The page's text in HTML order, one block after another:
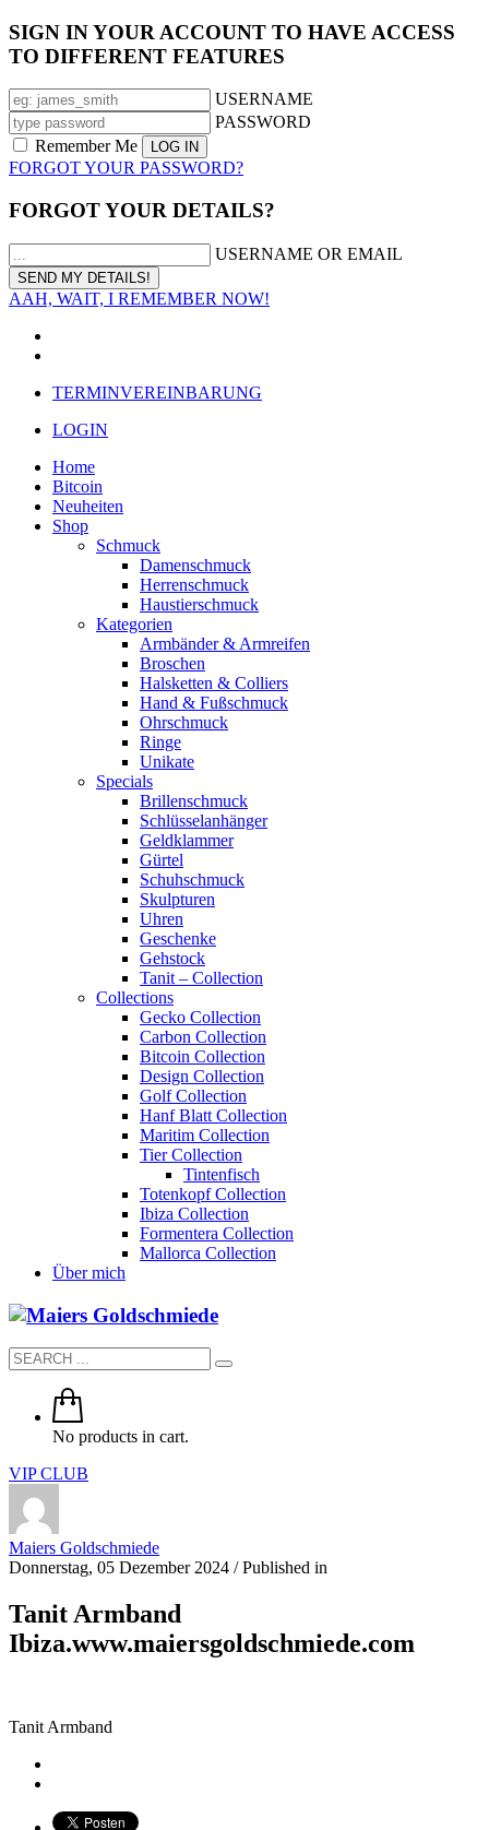
SIGN IN YOUR ACCOUNT TO HAVE ACCESS
TO DIFFERENT FEATURES
USERNAME
PASSWORD
Remember Me
FORGOT YOUR PASSWORD?
FORGOT YOUR DETAILS?
USERNAME OR EMAIL
AAH, WAIT, I REMEMBER NOW!
TERMINVEREINBARUNG
LOGIN
Home
Bitcoin
Neuheiten
Shop
Schmuck
Damenschmuck
Herrenschmuck
Haustierschmuck
Kategorien
Armbänder & Armreifen
Broschen
Halsketten & Colliers
Hand & Fußschmuck
Ohrschmuck
Ringe
Unikate
Specials
Brillenschmuck
Schlüsselanhänger
Geldklammer
Gürtel
Schuhschmuck
Skulpturen
Uhren
Geschenke
Gehstock
Tanit – Collection
Collections
Gecko Collection
Carbon Collection
Bitcoin Collection
Design Collection
Golf Collection
Hanf Blatt Collection
Maritim Collection
Tier Collection
Tintenfisch
Totenkopf Collection
Ibiza Collection
Formentera Collection
Mallorca Collection
Über mich
No products in cart.
VIP CLUB
Maiers Goldschmiede
Donnerstag, 05 Dezember 2024 /Published in
Tanit Armband
Ibiza.www.maiersgoldschmiede.com
Tanit Armband